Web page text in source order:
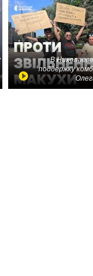
В
поддержку